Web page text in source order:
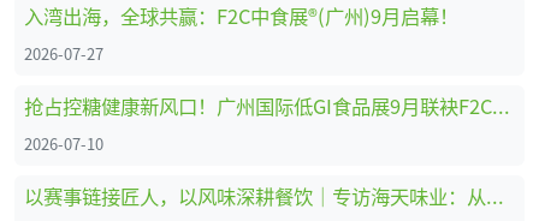
入湾出海，全球共赢：F2C中食展®(广州)9月启幕！
2026-07-27
抢占控糖健康新风口！广州国际低GI食品展9月联袂F2C中食展®(广州)重磅启幕
2026-07-10
以赛事链接匠人，以风味深耕餐饮｜专访海天味业：从调味供应商到中餐行业共建者